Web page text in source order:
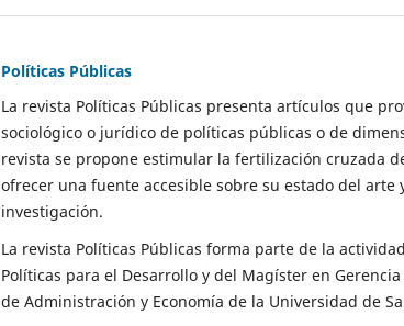
Políticas Públicas
La revista Políticas Públicas presenta artículos que
sociológico o jurídico de políticas públicas o de
revista se propone estimular la fertilización cruzada
ofrecer una fuente accesible sobre su estado del
investigación.
La revista Políticas Públicas forma parte de la
Políticas para el Desarrollo y del Magíster en
de Administración y Economía de la Universidad de